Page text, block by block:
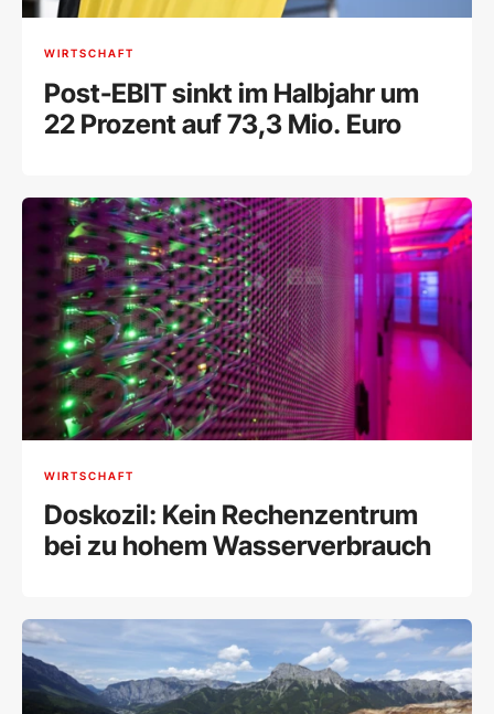
WIRTSCHAFT
Post-EBIT sinkt im Halbjahr um
22 Prozent auf 73,3 Mio. Euro
WIRTSCHAFT
Doskozil: Kein Rechenzentrum
bei zu hohem Wasserverbrauch